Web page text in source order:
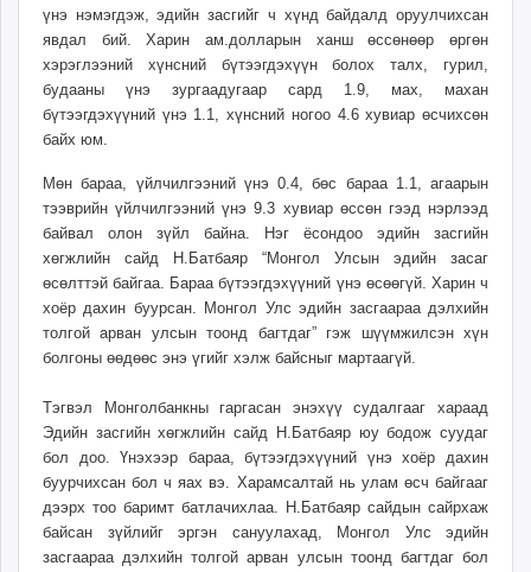
ugluu.mn
urlag.mn
unen.mn
asu.mn
shuurhai.mn
unuudur.mn
isee.mn
mglradio.com
fact.mn
itoim.mn
tumen.mn
times.mn
tvmongolia.mn
mass.mn
unegui.mn
assa.mn
үнэ нэмэгдэж, эдийн засгийг ч хүнд байдалд оруулчихсан
явдал бий. Харин ам.долларын ханш өссөнөөр өргөн
хэрэглээний хүнсний бүтээгдэхүүн болох талх, гурил,
будааны үнэ зургаадугаар сард 1.9, мах, махан
бүтээгдэхүүний үнэ 1.1, хүнсний ногоо 4.6 хувиар өсчихсөн
байх юм.
Мөн бараа, үйлчилгээний үнэ 0.4, бөс бараа 1.1, агаарын
тээврийн үйлчилгээний үнэ 9.3 хувиар өссөн гээд нэрлээд
байвал олон зүйл байна. Нэг ёсондоо эдийн засгийн
хөгжлийн сайд Н.Батбаяр “Монгол Улсын эдийн засаг
өсөлттэй байгаа. Бараа бүтээгдэхүүний үнэ өсөөгүй. Харин ч
хоёр дахин буурсан. Монгол Улс эдийн засгаараа дэлхийн
толгой арван улсын тоонд багтдаг” гэж шүүмжилсэн хүн
болгоны өөдөөс энэ үгийг хэлж байсныг мартаагүй.
Тэгвэл Монголбанкны гаргасан энэхүү судалгааг хараад
Эдийн засгийн хөгжлийн сайд Н.Батбаяр юу бодож суудаг
бол доо. Үнэхээр бараа, бүтээгдэхүүний үнэ хоёр дахин
буурчихсан бол ч яах вэ. Харамсалтай нь улам өсч байгааг
дээрх тоо баримт батлачихлаа. Н.Батбаяр сайдын сайрхаж
байсан зүйлийг эргэн сануулахад, Монгол Улс эдийн
засгаараа дэлхийн толгой арван улсын тоонд багтдаг бол